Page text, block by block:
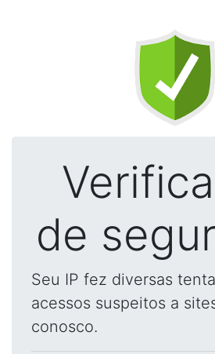
de
Seu IP fez diversas
acessos suspeitos a
conosco.